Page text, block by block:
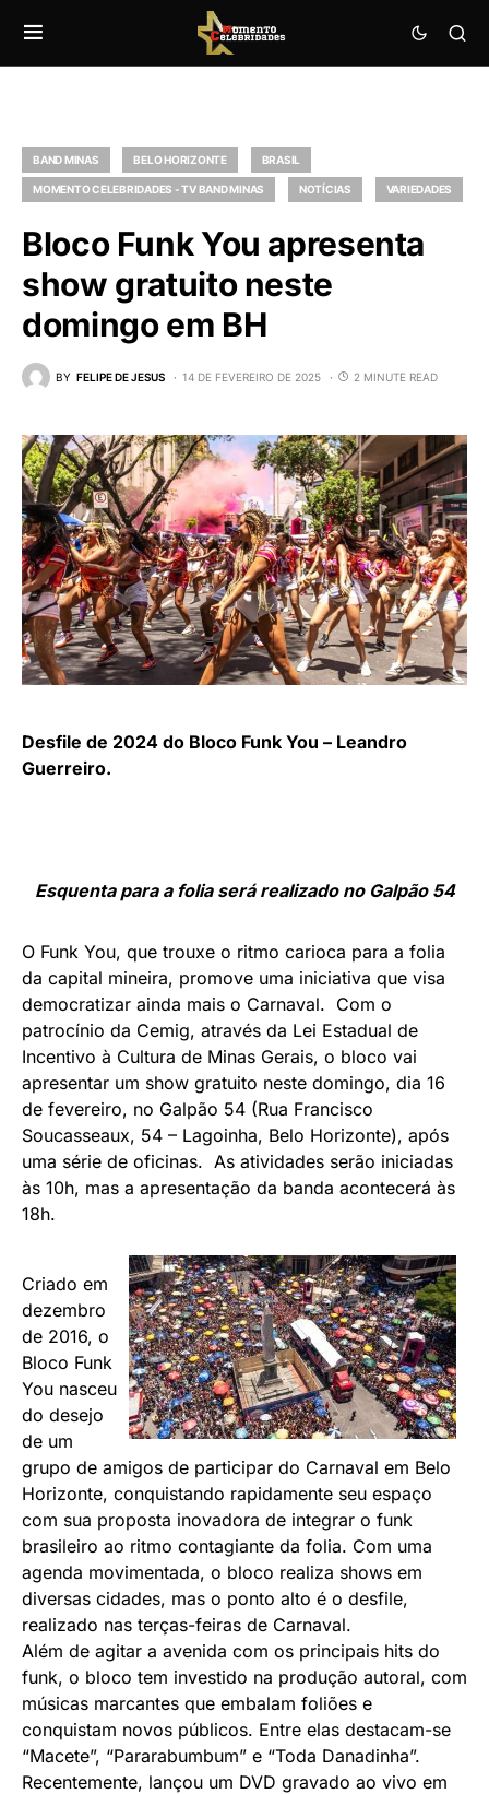
BAND MINAS BELO HORIZONTE BRASIL
MOMENTO CELEBRIDADES - TV BAND MINAS NOTÍCIAS VARIEDADES
Bloco Funk You apresenta
show gratuito neste
domingo em BH
BY FELIPE DE JESUS 14 DE FEVEREIRO DE 2025 2 MINUTE READ
Desfile de 2024 do Bloco Funk You – Leandro
Guerreiro.
Esquenta para a folia será realizado no Galpão 54
O Funk You, que trouxe o ritmo carioca para a folia
da capital mineira, promove uma iniciativa que visa
democratizar ainda mais o Carnaval. Com o
patrocínio da Cemig, através da Lei Estadual de
Incentivo à Cultura de Minas Gerais, o bloco vai
apresentar um show gratuito neste domingo, dia 16
de fevereiro, no Galpão 54 (Rua Francisco
Soucasseaux, 54 – Lagoinha, Belo Horizonte), após
uma série de oficinas. As atividades serão iniciadas
às 10h, mas a apresentação da banda acontecerá às
18h.
Criado em
dezembro
de 2016, o
Bloco Funk
You nasceu
do desejo
de um
grupo de amigos de participar do Carnaval em Belo
Horizonte, conquistando rapidamente seu espaço
com sua proposta inovadora de integrar o funk
brasileiro ao ritmo contagiante da folia. Com uma
agenda movimentada, o bloco realiza shows em
diversas cidades, mas o ponto alto é o desfile,
realizado nas terças-feiras de Carnaval.
Além de agitar a avenida com os principais hits do
funk, o bloco tem investido na produção autoral, com
músicas marcantes que embalam foliões e
conquistam novos públicos. Entre elas destacam-se
“Macete”, “Pararabumbum” e “Toda Danadinha”.
Recentemente, lançou um DVD gravado ao vivo em